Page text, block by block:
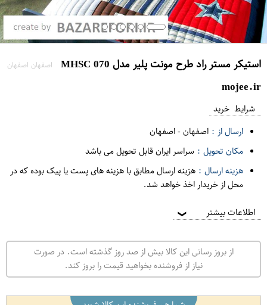
استیکر مستر راد طرح مونت پلیر مدل MHSC 070 اصفهان اصفهان
mojee.ir
شرایط خرید
ارسال از : اصفهان-اصفهان
مکان تحویل : سراسر ایران قابل تحویل می باشد
هزینه ارسال : هزینه ارسال مطابق با هزینه های پست یا پیک بوده که در
محل از خریدار اخذ خواهد شد.
اطلاعات بیشتر ❯
از بروز رسانی این کالا بیش از صد روز گذشته است. در صورت
نیاز از فروشنده بخواهید قیمت را بروز کند.